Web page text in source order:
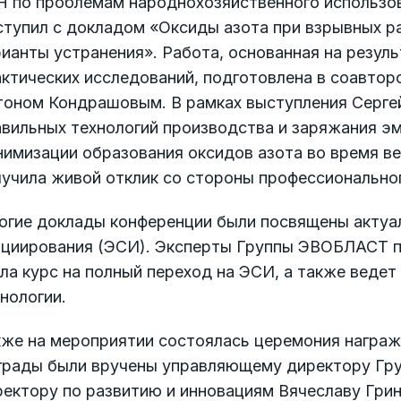
с докладом «Оксиды азота при взрывных
устранения». Работа, основанная на
исследований, подготовлена в
Кондрашовым. В рамках выступления
технологий производства и заряжания
образования оксидов азота во время
живой отклик со стороны
доклады конференции были посвящены
(ЭСИ). Эксперты Группы ЭВОБЛАСТ
курс на полный переход на ЭСИ, а также
на мероприятии состоялась церемония
были вручены управляющему директору
по развитию и инновациям Вячеславу